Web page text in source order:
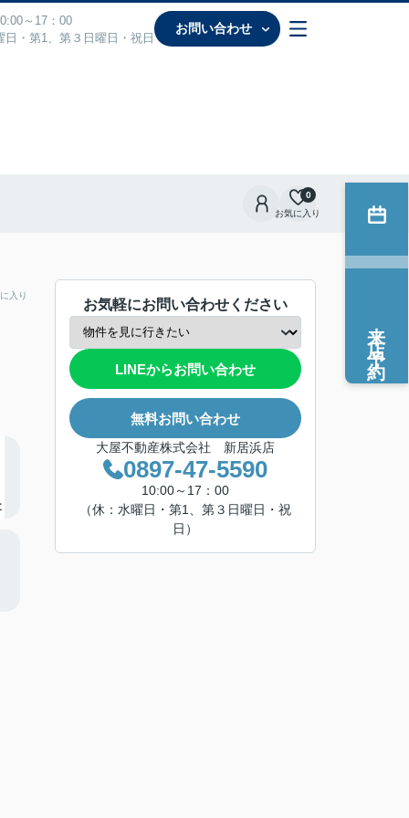
～17：00
日・第1、第３日曜日・祝日
お問い合わせ
お気に入り
0
入り
お気軽にお問い合わせください
LINEからお問い合わせ
無料お問い合わせ
大屋不動産株式会社 新居浜店
0897-47-5590
10:00～17：00
（休：水曜日・第1、第３日曜日・祝
日）
来店予約